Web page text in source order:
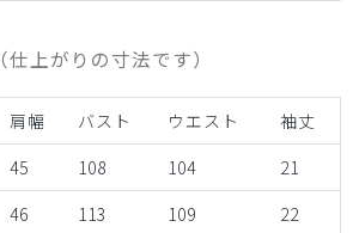
（仕上がりの寸法です）
肩幅 バスト ウエスト
袖丈
45 108 104
21
46 113 109
22